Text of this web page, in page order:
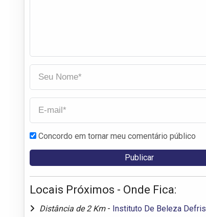
Concordo em tornar meu comentário público
Locais Próximos - Onde Fica:
Distância de 2 Km - Instituto De Beleza Defris